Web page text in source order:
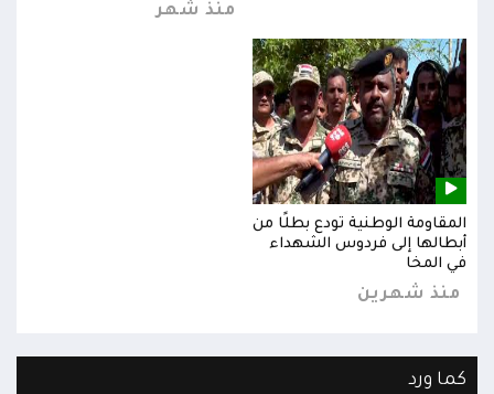
منذ شهر
المقاومة الوطنية تودع بطلًا من
أبطالها إلى فردوس الشهداء
في المخا
منذ شهرين
كما ورد